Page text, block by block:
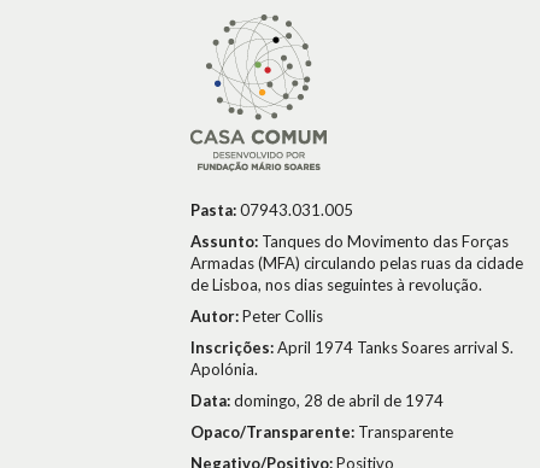
Pasta:07943.031.005
Assunto: Tanques do Movimento das Forças
Armadas (MFA) circulando pelas ruas da cidade
de Lisboa, nos dias seguintes à revolução.
Autor:Peter Collis
Inscrições:April 1974 Tanks Soares arrival S.
Apolónia.
Data:domingo, 28 de abril de 1974
Opaco/Transparente: Transparente
Negativo/Positivo:Positivo